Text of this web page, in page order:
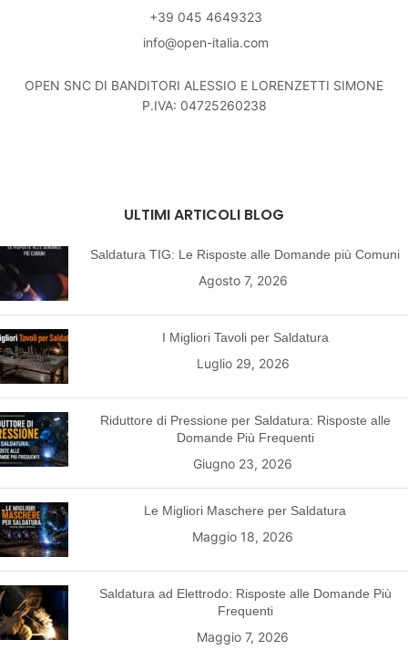
+39 045 4649323
info@open-italia.com
OPEN SNC DI BANDITORI ALESSIO E LORENZETTI SIMONE
P.IVA: 04725260238
ULTIMI ARTICOLI BLOG
Saldatura TIG: Le Risposte alle Domande più Comuni
Agosto 7, 2026
I Migliori Tavoli per Saldatura
Luglio 29, 2026
Riduttore di Pressione per Saldatura: Risposte alle
Domande Più Frequenti
Giugno 23, 2026
Le Migliori Maschere per Saldatura
Maggio 18, 2026
Saldatura ad Elettrodo: Risposte alle Domande Più
Frequenti
Maggio 7, 2026